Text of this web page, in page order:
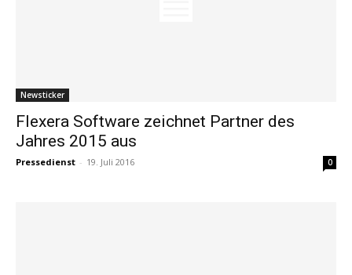
Newsticker
Flexera Software zeichnet Partner des
Jahres 2015 aus
Pressedienst - 19. Juli 2016 0